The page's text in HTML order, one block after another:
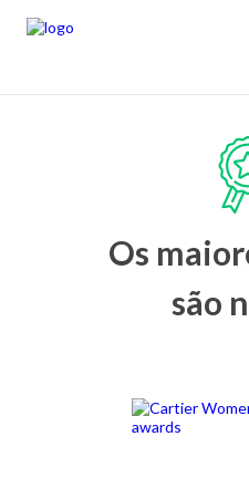
Os
são